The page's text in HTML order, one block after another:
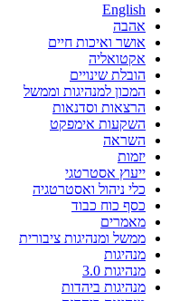
English
אהבה
אושר ואיכות חיים
אקטואליה
הובלת שינויים
המכון למנהיגות וממשל
הרצאות וסדנאות
השקעות אימפקט
השראה
יזמות
ייעוץ אסטרטגי
כלי ניהול ואסטרטגיה
כסף כוח כבוד
מאמרים
ממשל ומנהיגות ציבורית
מנהיגות
מנהיגות 3.0
מנהיגות ביהדות